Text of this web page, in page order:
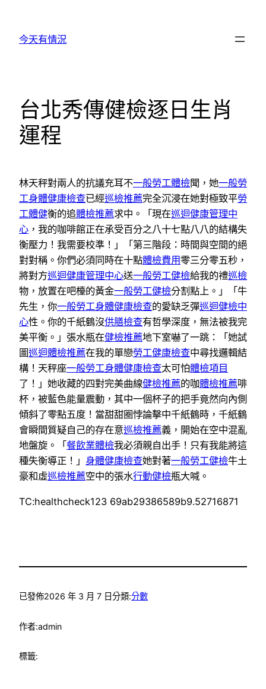
今天有情況
台北秀傳健檢逐日生肖
運程
林天秤對兩人的抗議充耳不一般勞工體檢聞，她一般勞
工身體健康檢查已經巡檢推薦完全沉浸在她對極致平勞
工體健衡的追體檢推薦求中。「現在巡迴健康管理中
心 ，我的咖啡館正在承受百分之八十七點八八的結構失
衡壓力！我需要校準！」「第三階段：時間與空間的絕
對對稱。你們必須同時在十點體檢費用零三分零五秒，
將對方巡迴健康管理中心送一般勞工健檢給我的禮巡檢
物，放置在吧檯的黃金一般勞工健檢分割點上。」「牛
先生，你一般勞工身體健康檢查的愛缺乏彈巡迴健檢中
心性。你的千紙鶴沒供膳檢查有哲學深度，無法被我完
美平衡。」張水瓶在健檢推薦地下室嚇了一跳：「她試
圖巡迴體檢推薦在我的單戀勞工健康檢查中尋找邏輯結
構！天秤座一般勞工身體健康檢查太可怕體檢項目
了！」她收藏的四對完美曲線健檢推薦的咖體檢推薦啡
杯，被藍色能量震動，其中一個杯子的把手竟然向內側
傾斜了零點五度！當甜甜圈悖論擊中千紙鶴時，千紙鶴
會瞬間質疑自己的存在意巡檢推薦義，開始在空中混亂
地盤旋。「餐飲業體檢我必須親自出手！只有我能將這
種失衡導正！」 身體健康檢查她對著一般勞工健檢牛土
豪和虛巡檢推薦空中的張水行動健檢瓶大喊。
TC:healthcheck123 69ab29386589b9.52716871
已發佈2026 年 3 月 7 日分類:分數
作者:admin
標籤: